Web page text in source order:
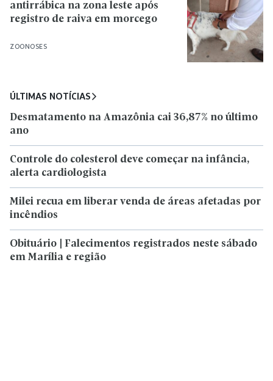
ZOONOSES
antirrábica na zona leste após
registro de raiva em morcego
ÚLTIMAS NOTÍCIAS
Desmatamento na Amazônia cai 36,87% no último
ano
Controle do colesterol deve começar na infância,
alerta cardiologista
Milei recua em liberar venda de áreas afetadas por
incêndios
Obituário | Falecimentos registrados neste sábado
em Marília e região